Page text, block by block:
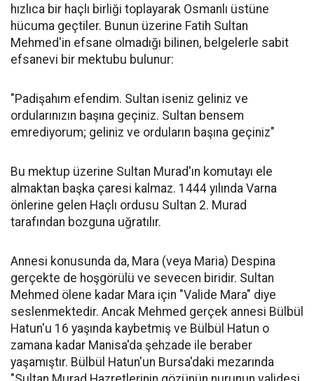
hızlıca bir haçlı birliği toplayarak Osmanlı üstüne
hücuma geçtiler. Bunun üzerine Fatih Sultan
Mehmed'in efsane olmadığı bilinen, belgelerle sabit
efsanevi bir mektubu bulunur:
"Padişahım efendim. Sultan iseniz geliniz ve
ordularınızın başına geçiniz. Sultan bensem
emrediyorum; geliniz ve orduların başına geçiniz"
Bu mektup üzerine Sultan Murad'ın komutayı ele
almaktan başka çaresi kalmaz. 1444 yılında Varna
önlerine gelen Haçlı ordusu Sultan 2. Murad
tarafından bozguna uğratılır.
Annesi konusunda da, Mara (veya Maria) Despina
gerçekte de hoşgörülü ve sevecen biridir. Sultan
Mehmed ölene kadar Mara için "Valide Mara" diye
seslenmektedir. Ancak Mehmed gerçek annesi Bülbül
Hatun'u 16 yaşında kaybetmiş ve Bülbül Hatun o
zamana kadar Manisa'da şehzade ile beraber
yaşamıştır. Bülbül Hatun'un Bursa'daki mezarında